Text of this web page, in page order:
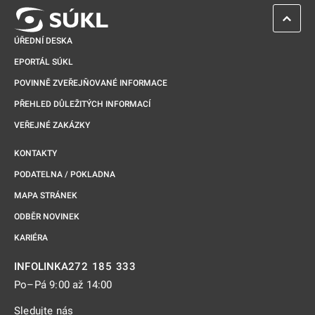
ÚŘEDNÍ DESKA
EPORTÁL SÚKL
POVINNĚ ZVEŘEJŇOVANÉ INFORMACE
PŘEHLED DŮLEŽITÝCH INFORMACÍ
VEŘEJNÉ ZAKÁZKY
KONTAKTY
PODATELNA / POKLADNA
MAPA STRÁNEK
ODBĚR NOVINEK
KARIÉRA
INFOLINKA272 185 333
Po–Pá 9:00 až 14:00
Sledujte nás
ZPĚT